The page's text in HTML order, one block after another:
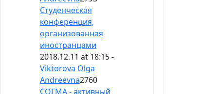
Студенческая
конференция,
организованная
иностранцами
2018.12.11 at 18:15 -
Viktorova Olga
Andreevna2760
СОГМА - активный